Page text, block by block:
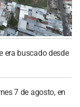
era buscado desde
7 de agosto, en